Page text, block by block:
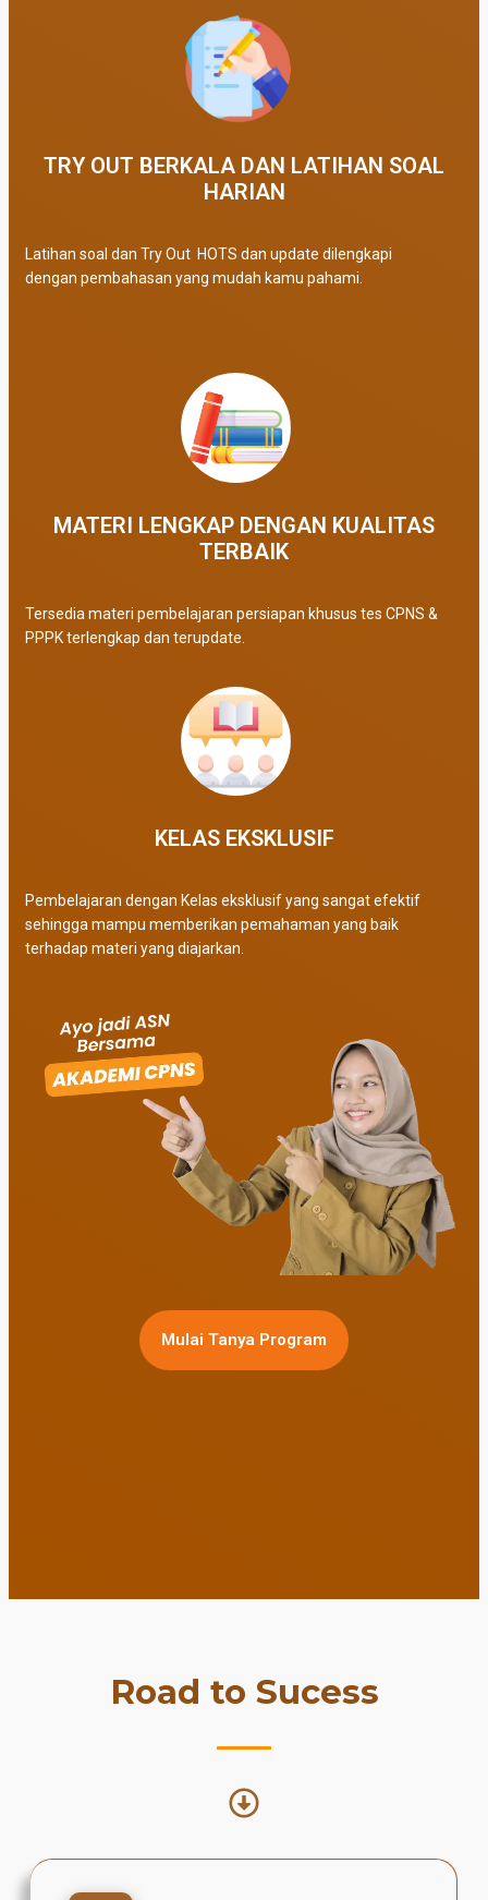
TRY OUT BERKALA DAN LATIHAN SOAL
HARIAN
Latihan soal dan Try Out HOTS dan update dilengkapi
dengan pembahasan yang mudah kamu pahami.
MATERI LENGKAP DENGAN KUALITAS
TERBAIK​
Tersedia materi pembelajaran persiapan khusus tes CPNS &
PPPK terlengkap dan terupdate.
KELAS EKSKLUSIF​
Pembelajaran dengan Kelas eksklusif yang sangat efektif
sehingga mampu memberikan pemahaman yang baik
terhadap materi yang diajarkan.
Mulai Tanya Program
Road to Sucess